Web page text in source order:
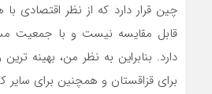
چین قرار دارد که از نظر اقتصادی
قابل مقایسه نیست و با جمعیت
دارد. بنابراین به نظر من، بهینه
برای قزاقستان و همچنین برای